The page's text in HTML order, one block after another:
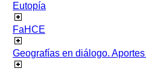
Eutopía
FaHCE
Geografías en diálogo. Aportes